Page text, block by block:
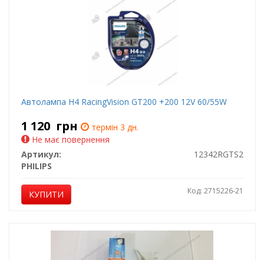
Автолампа H4 RacingVision GT200 +200 12V 60/55W
1 120 грн
термін 3 дн.
Не має повернення
Артикул:
12342RGTS2
PHILIPS
КУПИТИ Код: 2715226-21